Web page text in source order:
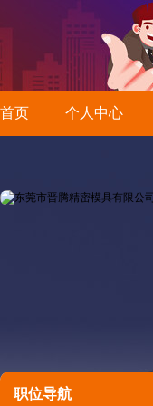
首页 个人中心
职位导航